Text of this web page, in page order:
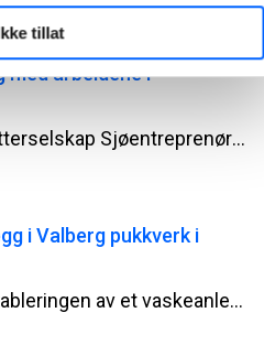
tillat
med arbeidene i
I januar startet NCCs datterselskap Sjøentreprenøren opp arbeidet med rehabilitering av Røværkanalen utenfor Haugesund. Prosjektet gjennomføres på oppdrag for Kystverket og kombinerer undervannsarbeid, betong, peling og nye konstruksjoner. Og det midt i et levende øysamfunn.
i Valberg pukkverk i
NCC har fått godkjent etableringen av et vaskeanlegg i Valberg pukkverk i Kragerø kommune. Anlegget vil bidra til bedre massebalanse, økt ressursutnyttelse og redusert miljøbelastning. Byggingen starter umiddelbart.